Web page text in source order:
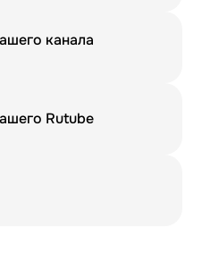
канала
Rutube